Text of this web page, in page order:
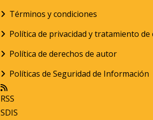
Términos y condiciones
Política de privacidad y tratamiento
Política de derechos de autor
Políticas de Seguridad de Información
RSS
SDIS